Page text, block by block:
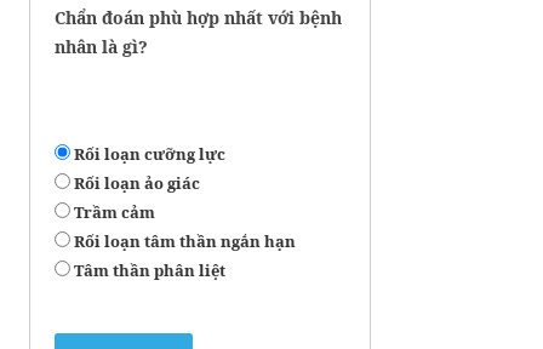
Chẩn đoán phù hợp nhất với bệnh
nhân là gì?
Rối loạn cưỡng lực
Rối loạn ảo giác
Trầm cảm
Rối loạn tâm thần ngắn hạn
Tâm thần phân liệt